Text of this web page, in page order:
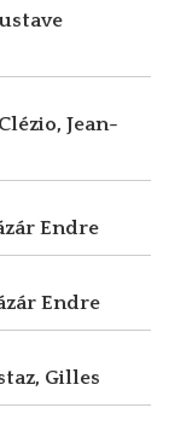
Jean-
Endre
Endre
Gilles